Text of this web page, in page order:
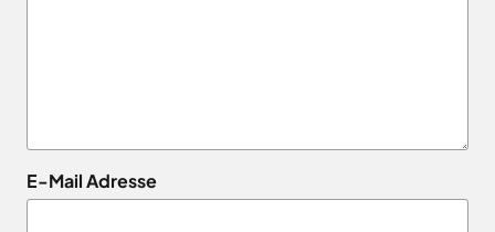
E-Mail Adresse
Wittlager
Land
GmbH
direkt
in
Ihr
Osnabrück
Kontaktaufnahme
zu